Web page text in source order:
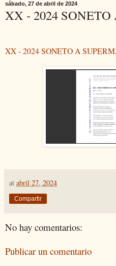
sábado, 27 de abril de 2024
XX - 2024
XX - 2024 SONETO A
at abril 27, 2024
Compartir
No hay comentarios:
Publicar un comentario